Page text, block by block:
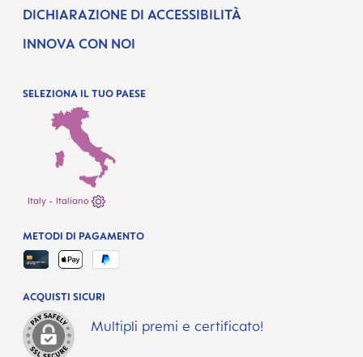
DICHIARAZIONE DI ACCESSIBILITÀ
INNOVA CON NOI
SELEZIONA IL TUO PAESE
Italy - Italiano
ACQUISTI SICURI
Multipli premi e certificato!
METODI DI PAGAMENTO